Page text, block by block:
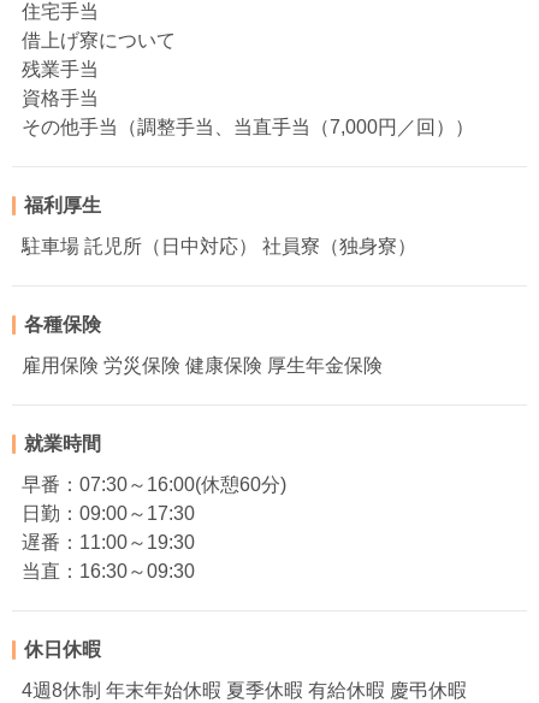
住宅手当
借上げ寮について
残業手当
資格手当
その他手当（調整手当、当直手当（7,000円／回））
福利厚生
駐車場 託児所（日中対応） 社員寮（独身寮）
各種保険
雇用保険 労災保険 健康保険 厚生年金保険
就業時間
早番：07:30～16:00(休憩60分)
日勤：09:00～17:30
遅番：11:00～19:30
当直：16:30～09:30
休日休暇
4週8休制 年末年始休暇 夏季休暇 有給休暇 慶弔休暇